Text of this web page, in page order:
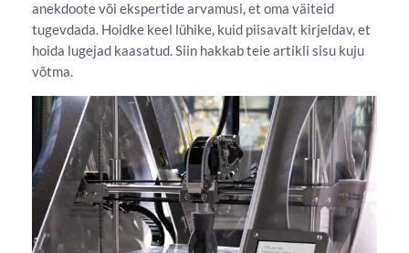
anekdoote või ekspertide arvamusi, et oma väiteid
tugevdada. Hoidke keel lühike, kuid piisavalt kirjeldav, et
hoida lugejad kaasatud. Siin hakkab teie artikli sisu kuju
võtma.